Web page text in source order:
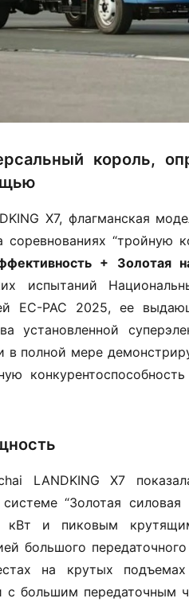
король,
X7, флагманская
“тройную
+ Золотая
испытаний
EC-PAC 2025, ее
установленной
в полной мере
LANDKING X7
“Золотая
кВт и пиковым
большого
на крутых
с большим передаточным